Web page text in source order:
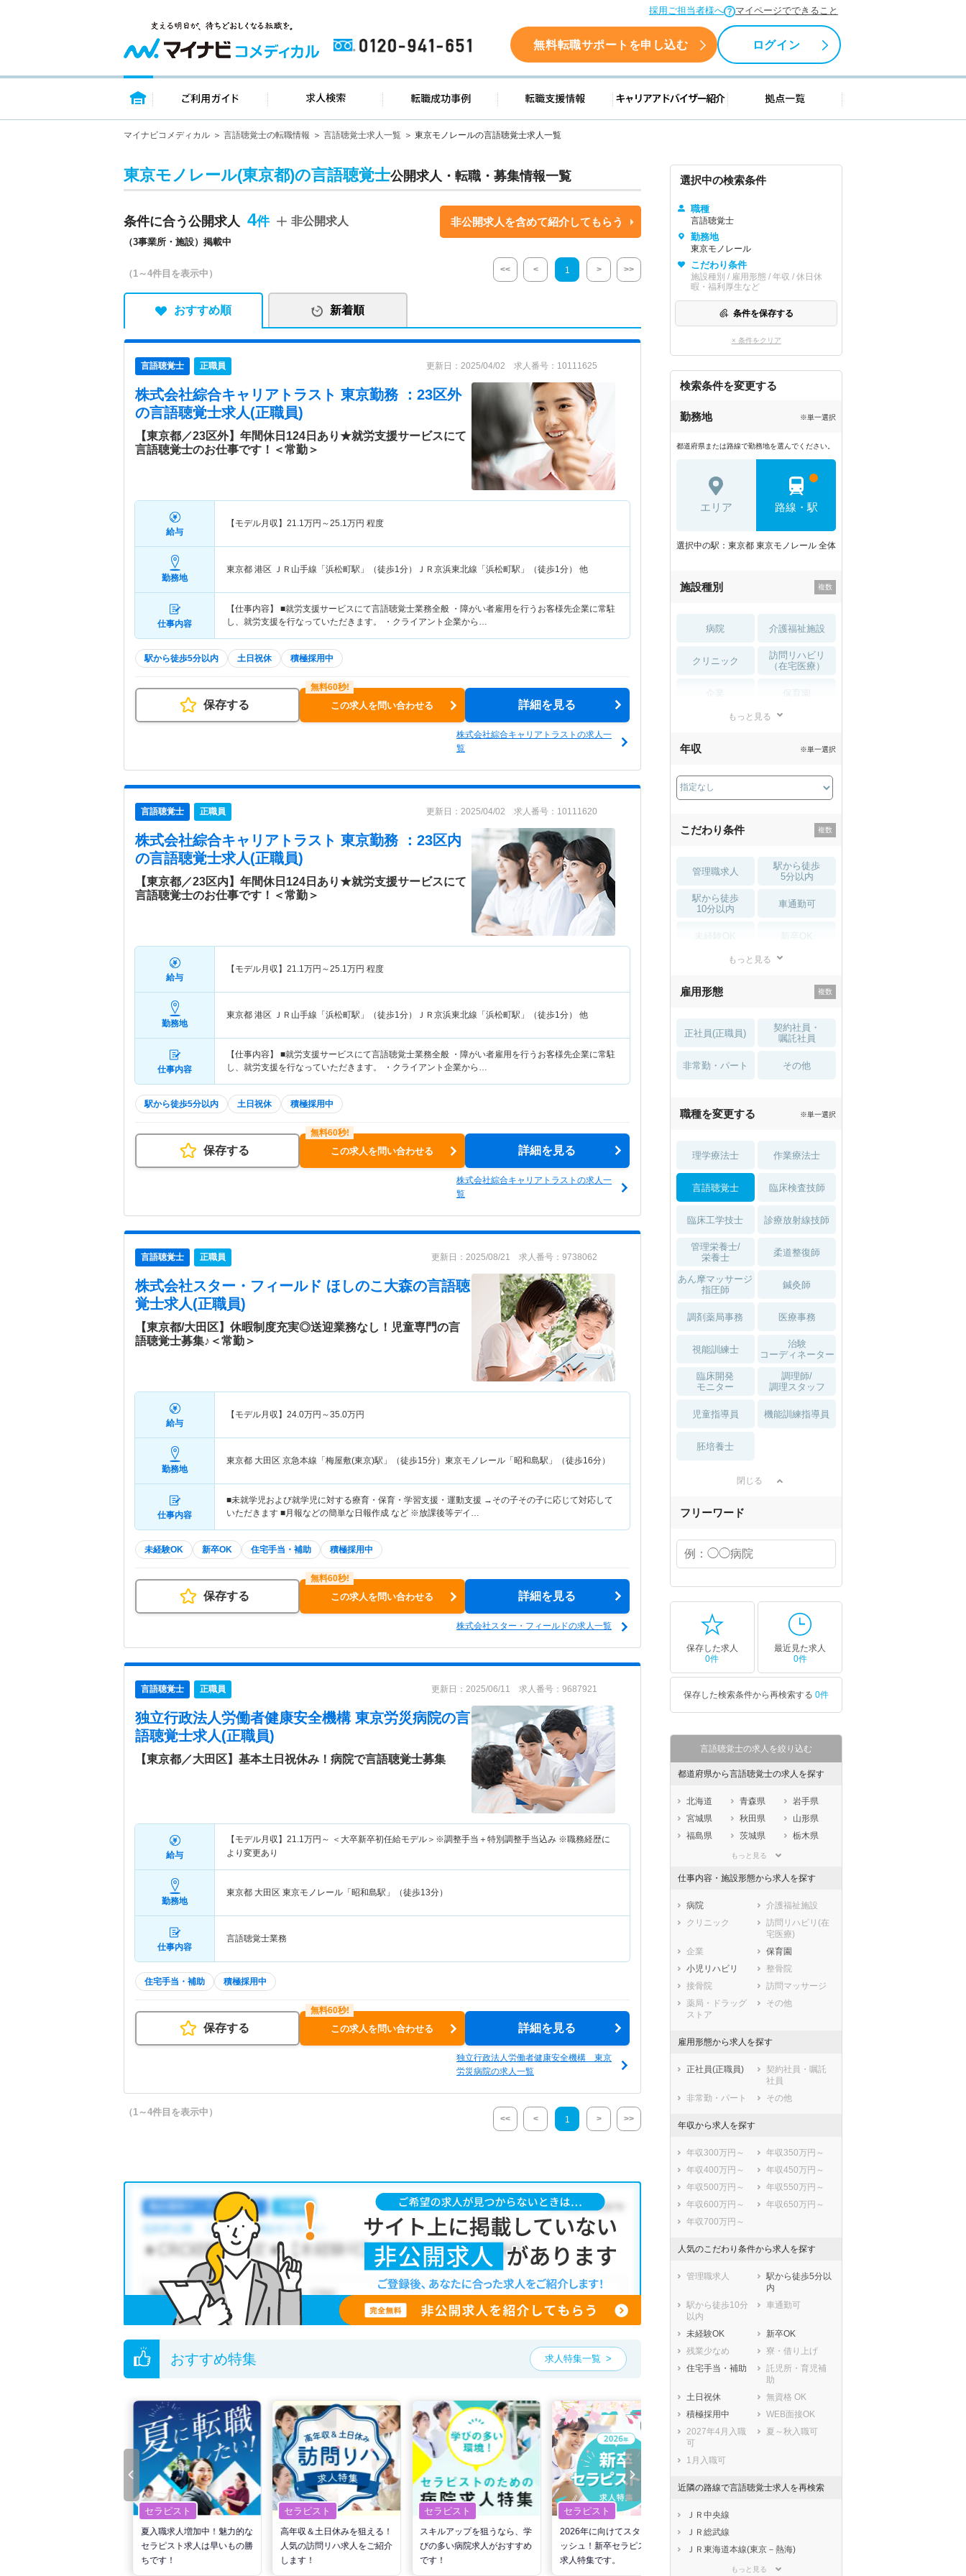
採用ご担当者様へ マイページでできること
0120-941-651 無料転職サポートを申し込む ログイン
トップページ ご利用ガイド 求人検索 転職成功事例 転職支援情報 キャリアアドバイザー紹介 拠点一覧
マイナビコメディカル 言語聴覚士の転職情報 言語聴覚士求人一覧 東京モノレールの言語聴覚士求人一覧
東京モノレール(東京都)の言語聴覚士公開求人・転職・募集情報一覧
条件に合う公開求人 4
（3事業所・施設）掲載中
非公開求人 非公開求人を含めて紹介してもらう
（1～4件目を表示中） << < 1 > >>
おすすめ順 新着順
言語聴覚士 正職員 更新日：2025/04/02 求人番号：10111625
株式会社綜合キャリアトラスト 東京勤務 ：23区外
の言語聴覚士求人(正職員)
【東京都／23区外】年間休日124日あり★就労支援サービスにて
言語聴覚士のお仕事です！＜常勤＞
給与
【モデル月収】 21.1万円～25.1万円 程度
勤務地
東京都 港区 ＪＲ山手線「浜松町駅」（徒歩1分）ＪＲ京浜東北線「浜松町駅」（徒歩1分） 他
仕事内容
【仕事内容】 ■就労支援サービスにて言語聴覚士業務全般 ・障がい者雇用を行うお客様先企業に常駐
し、就労支援を行なっていただきます。 ・クライアント企業から…
駅から徒歩5分以内 土日祝休 積極採用中
保存する この求人を問い合わせる 詳細を見る
株式会社綜合キャリアトラストの求人一
覧
言語聴覚士 正職員 更新日：2025/04/02 求人番号：10111620
株式会社綜合キャリアトラスト 東京勤務 ：23区内
の言語聴覚士求人(正職員)
【東京都／23区内】年間休日124日あり★就労支援サービスにて
言語聴覚士のお仕事です！＜常勤＞
給与
【モデル月収】 21.1万円～25.1万円 程度
勤務地
東京都 港区 ＪＲ山手線「浜松町駅」（徒歩1分）ＪＲ京浜東北線「浜松町駅」（徒歩1分） 他
仕事内容
【仕事内容】 ■就労支援サービスにて言語聴覚士業務全般 ・障がい者雇用を行うお客様先企業に常駐
し、就労支援を行なっていただきます。 ・クライアント企業から…
駅から徒歩5分以内 土日祝休 積極採用中
保存する この求人を問い合わせる 詳細を見る
株式会社綜合キャリアトラストの求人一
覧
言語聴覚士 正職員 更新日：2025/08/21 求人番号：9738062
株式会社スター・フィールド ほしのこ大森の言語聴
覚士求人(正職員)
【東京都/大田区】休暇制度充実◎送迎業務なし！児童専門の言
語聴覚士募集♪＜常勤＞
給与
【モデル月収】 24.0万円～35.0万円
勤務地
東京都 大田区 京急本線「梅屋敷(東京)駅」（徒歩15分）東京モノレール「昭和島駅」（徒歩16分）
仕事内容
■未就学児および就学児に対する療育・保育・学習支援・運動支援 →その子その子に応じて対応して
いただきます ■月報などの簡単な日報作成 など ※放課後等デイ…
未経験OK 新卒OK 住宅手当・補助 積極採用中
保存する この求人を問い合わせる 詳細を見る
株式会社スター・フィールドの求人一覧
言語聴覚士 正職員 更新日：2025/06/11 求人番号：9687921
独立行政法人労働者健康安全機構 東京労災病院の言
語聴覚士求人(正職員)
【東京都／大田区】基本土日祝休み！病院で言語聴覚士募集
給与
【モデル月収】 21.1万円～ ＜大卒新卒初任給モデル＞※調整手当＋特別調整手当込み ※職務経歴に
より変更あり
勤務地
東京都 大田区 東京モノレール「昭和島駅」（徒歩13分）
仕事内容
言語聴覚士業務
住宅手当・補助 積極採用中
保存する この求人を問い合わせる 詳細を見る
独立行政法人労働者健康安全機構 東京
労災病院の求人一覧
（1～4件目を表示中）
<< < 1 > >>
おすすめ特集 求人特集一覧
セラピスト
夏入職求人増加中！魅力的な
セラピスト求人は早いもの勝
ちです！
セラピスト
高年収＆土日休みを狙える！
人気の訪問リハ求人をご紹介
します！
セラピスト
スキルアップを狙うなら、学
びの多い病院求人がおすすめ
です！
セラピスト
2026年に向けてスタートダ
ッシュ！新卒セラピスト向け
求人特集です。
セラピスト
世の中の需要の高まりととも
に増加傾向の「介護施設」求
選択中の検索条件
職種
言語聴覚士
勤務地
東京モノレール
こだわり条件
施設種別 / 雇用形態 / 年収 / 休日休
暇・福利厚生など
条件を保存する
× 条件をクリア
検索条件を変更する
勤務地 ※単一選択
都道府県または路線で勤務地を選んでください。
エリア 路線・駅
選択中の駅：東京都 東京モノレール 全体
施設種別
病院 介護福祉施設
クリニック
訪問リハビリ
（在宅医療）
薬局・
もっと見る
年収 ※単一選択
こだわり条件
管理職求人
駅から徒歩
5分以内
駅から徒歩
10分以内
車通勤可
住宅手当・補助
土日祝休 無資格 OK
積極採用中 WEB面接OK
もっと見る
雇用形態
正社員(正職員)
契約社員・
嘱託社員
非常勤・パート その他
職種を変更する ※単一選択
理学療法士 作業療法士
言語聴覚士 臨床検査技師
臨床工学技士 診療放射線技師
管理栄養士/
栄養士
柔道整復師
あん摩マッサージ
指圧師
鍼灸師
調剤薬局事務 医療事務
視能訓練士
治験
コーディネーター
臨床開発
モニター
調理師/
調理スタッフ
児童指導員 機能訓練指導員
胚培養士
閉じる
フリーワード
保存した求人
0件
最近見た求人
0件
保存した検索条件から再検索する 0件
言語聴覚士の求人を絞り込む
都道府県から言語聴覚士の求人を探す
北海道 青森県
岩手県
宮城県
秋田県
山形県
福島県
茨城県
栃木県
埼玉県
石川県
福井県
岐阜県
静岡県
愛知県
三重県
大阪府
兵庫県
奈良県
鳥取県
島根県
広島県
山口県
徳島県
香川県
愛媛県
熊本県
大分県
もっと見る
仕事内容・施設形態から求人を探す
病院
介護福祉施設
クリニック
訪問リハビリ(在
宅医療)
企業
保育園
小児リハビリ
整骨院
接骨院
訪問マッサージ
薬局・ドラッグ
ストア
その他
雇用形態から求人を探す
正社員(正職員)
契約社員・嘱託
社員
非常勤・パート
その他
年収から求人を探す
年収300万円～
年収350万円～
年収400万円～
年収450万円～
年収500万円～
年収550万円～
年収600万円～
年収650万円～
年収700万円～
人気のこだわり条件から求人を探す
管理職求人
駅から徒歩5分以
内
駅から徒歩10分
以内
車通勤可
未経験OK
新卒OK
残業少なめ
寮・借り上げ
住宅手当・補助
託児所・育児補
助
土日祝休
無資格 OK
積極採用中
WEB面接OK
2027年4月入職
可
夏～秋入職可
1月入職可
近隣の路線で言語聴覚士求人を再検索
ＪＲ中央線
ＪＲ総武線
ＪＲ東海道本線(東京－熱海)
ＪＲ京浜東北線もっと見る